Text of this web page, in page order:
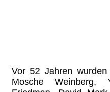
Vor 52 Jahren
Mosche Weinberg,